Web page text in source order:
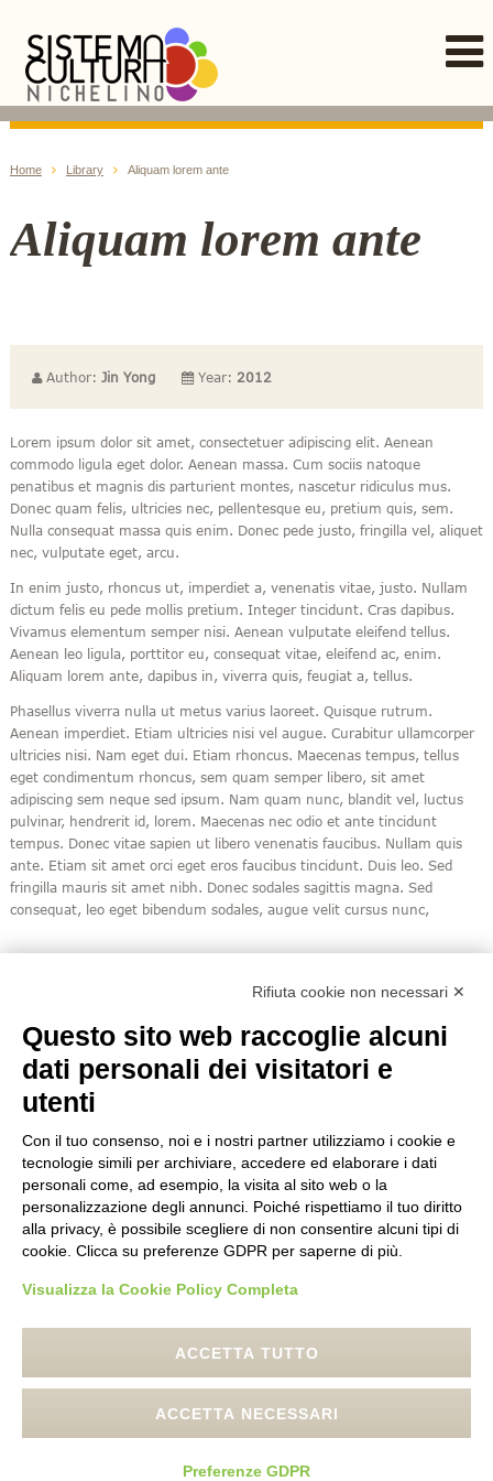
Home Library Aliquam lorem ante
Aliquam lorem ante
Author: Jin Yong Year: 2012
Lorem ipsum dolor sit amet, consectetuer adipiscing elit. Aenean
commodo ligula eget dolor. Aenean massa. Cum sociis natoque
penatibus et magnis dis parturient montes, nascetur ridiculus mus.
Donec quam felis, ultricies nec, pellentesque eu, pretium quis, sem.
Nulla consequat massa quis enim. Donec pede justo, fringilla vel, aliquet
nec, vulputate eget, arcu.
In enim justo, rhoncus ut, imperdiet a, venenatis vitae, justo. Nullam
dictum felis eu pede mollis pretium. Integer tincidunt. Cras dapibus.
Vivamus elementum semper nisi. Aenean vulputate eleifend tellus.
Aenean leo ligula, porttitor eu, consequat vitae, eleifend ac, enim.
Aliquam lorem ante, dapibus in, viverra quis, feugiat a, tellus.
Phasellus viverra nulla ut metus varius laoreet. Quisque rutrum.
Aenean imperdiet. Etiam ultricies nisi vel augue. Curabitur ullamcorper
ultricies nisi. Nam eget dui. Etiam rhoncus. Maecenas tempus, tellus
eget condimentum rhoncus, sem quam semper libero, sit amet
adipiscing sem neque sed ipsum. Nam quam nunc, blandit vel, luctus
pulvinar, hendrerit id, lorem. Maecenas nec odio et ante tincidunt
tempus. Donec vitae sapien ut libero venenatis faucibus. Nullam quis
ante. Etiam sit amet orci eget eros faucibus tincidunt. Duis leo. Sed
fringilla mauris sit amet nibh. Donec sodales sagittis magna. Sed
consequat, leo eget bibendum sodales, augue velit cursus nunc,
Rifiuta cookie non necessari ✕
Questo sito web raccoglie alcuni
dati personali dei visitatori e
utenti
Con il tuo consenso, noi e i nostri partner utilizziamo i cookie e
tecnologie simili per archiviare, accedere ed elaborare i dati
personali come, ad esempio, la visita al sito web o la
personalizzazione degli annunci. Poiché rispettiamo il tuo diritto
alla privacy, è possibile scegliere di non consentire alcuni tipi di
cookie. Clicca su preferenze GDPR per saperne di più.
Visualizza la Cookie Policy Completa
ACCETTA TUTTO
ACCETTA NECESSARI
Preferenze GDPR